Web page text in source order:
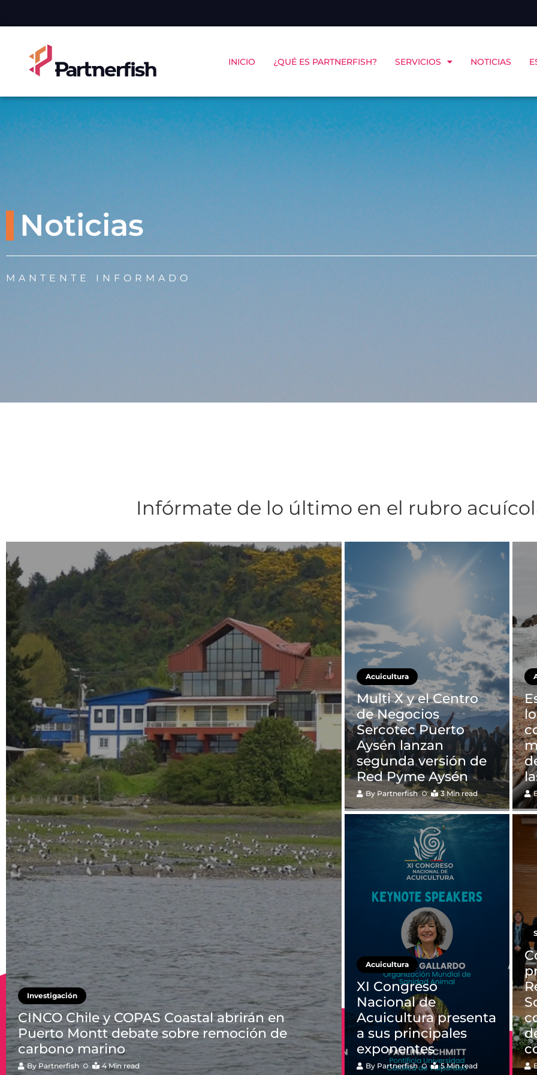
INICIO ¿QUÉ ES PARTNERFISH? SERVICIOS NOTICIAS
Noticias
MANTENTE INFORMADO
Infórmate de lo último en el rubro
Investigación
CINCO Chile y COPAS Coastal abrirán en
Puerto Montt debate sobre remoción de
carbono marino
By Partnerfish 4 Min read
Acuicultura
Multi X y el Centro
de Negocios
Sercotec Puerto
Aysén lanzan
segunda versión de
Red Pyme Aysén
ByPartnerfish 3 Min read
Acuicultura
XI Congreso
Nacional de
Acuicultura presenta
a sus principales
exponentes
By Partnerfish 5 Min read